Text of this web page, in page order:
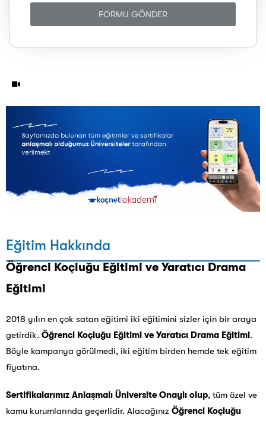
Eğitim Hakkında
Öğrenci Koçluğu Eğitimi ve Yaratıcı Drama
Eğitimi
2018 yılın en çok satan eğitimi iki eğitimini sizler için bir araya
getirdik. Öğrenci Koçluğu Eğitimi ve Yaratıcı Drama Eğitimi.
Böyle kampanya görülmedi, iki eğitim birden hemde tek eğitim
fiyatına.
Sertifikalarımız Anlaşmalı Üniversite Onaylı olup, tüm özel ve
kamu kurumlarında geçerlidir. Alacağınız Öğrenci Koçluğu
FORMU GÖNDER